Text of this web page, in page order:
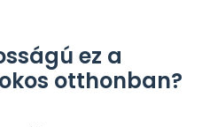
ez a
otthonban?